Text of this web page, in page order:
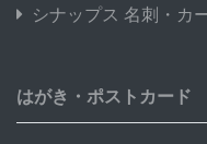
シナップス 名刺・カ
はがき・ポストカード